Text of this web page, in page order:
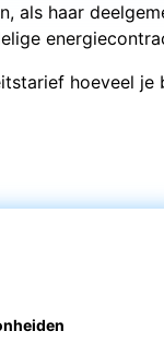
als haar
hoeveel je